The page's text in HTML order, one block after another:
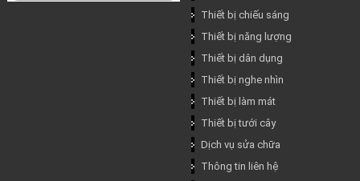
Thiết bị chiếu sáng
Thiết bị năng lượng
Thiết bị dân dụng
Thiết bị nghe nhìn
Thiết bị làm mát
Thiết bị tưới cây
Dịch vụ sửa chữa
Thông tin liên hệ